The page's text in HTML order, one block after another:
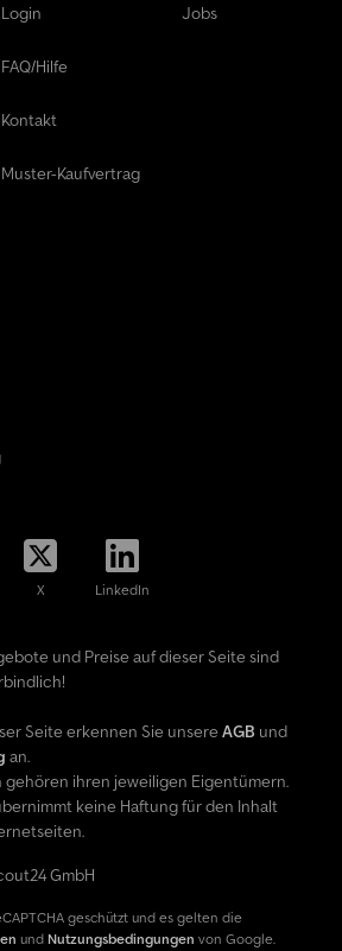
Login
FAQ/Hilfe
Kontakt
Muster-Kaufvertrag
Jobs
X LinkedIn
und Preise auf dieser Seite sind
Seite erkennen Sie unsere AGB und
an.
gehören ihren jeweiligen Eigentümern.
keine Haftung für den Inhalt
GmbH
geschützt und es gelten die
und Nutzungsbedingungen von Google.